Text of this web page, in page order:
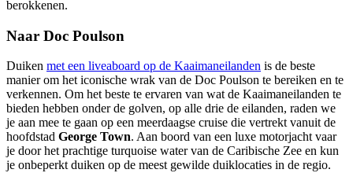
berokkenen.
Naar Doc Poulson
Duiken met een liveaboard op de Kaaimaneilanden is de beste
manier om het iconische wrak van de Doc Poulson te bereiken en te
verkennen. Om het beste te ervaren van wat de Kaaimaneilanden te
bieden hebben onder de golven, op alle drie de eilanden, raden we
je aan mee te gaan op een meerdaagse cruise die vertrekt vanuit de
hoofdstad George Town. Aan boord van een luxe motorjacht vaar
je door het prachtige turquoise water van de Caribische Zee en kun
je onbeperkt duiken op de meest gewilde duiklocaties in de regio.